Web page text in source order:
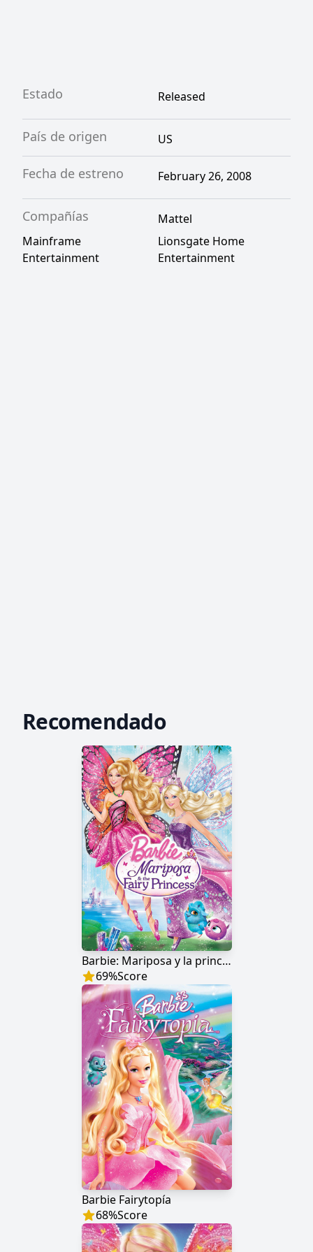
Estado Released
País de origen US
Fecha de estreno February 26, 2008
Compañías
Mattel
Mainframe
Entertainment
Lionsgate Home
Entertainment
Recomendado
Barbie: Mariposa y la princesa de las hadas
69%Score
Barbie Fairytopía
68%Score